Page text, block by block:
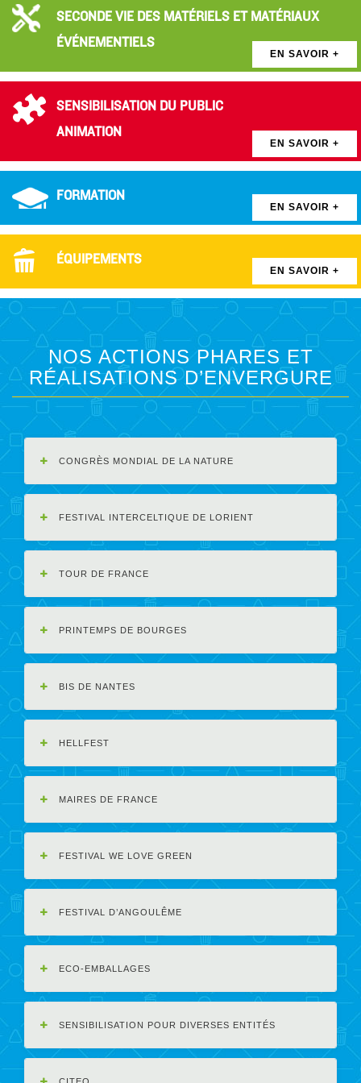
SECONDE VIE DES MATÉRIELS ET MATÉRIAUX
ÉVÉNEMENTIELS
EN SAVOIR +
SENSIBILISATION DU PUBLIC
ANIMATION
EN SAVOIR +
FORMATION
EN SAVOIR +
ÉQUIPEMENTS
EN SAVOIR +
NOS ACTIONS PHARES ET
RÉALISATIONS D’ENVERGURE
CONGRÈS MONDIAL DE LA NATURE
FESTIVAL INTERCELTIQUE DE LORIENT
TOUR DE FRANCE
PRINTEMPS DE BOURGES
BIS DE NANTES
HELLFEST
MAIRES DE FRANCE
FESTIVAL WE LOVE GREEN
FESTIVAL D’ANGOULÊME
ECO-EMBALLAGES
SENSIBILISATION POUR DIVERSES ENTITÉS